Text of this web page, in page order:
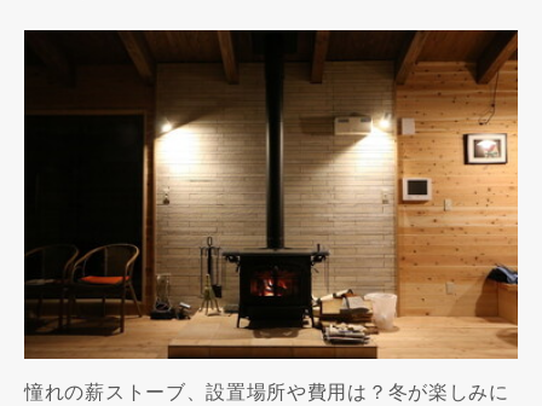
憧れの薪ストーブ、設置場所や費用は？冬が楽しみに